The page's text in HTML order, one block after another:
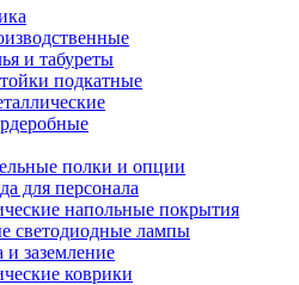
и табуреты
подкатные
полки и опции
для персонала
напольные покрытия
светодиодные лампы
и заземление
коврики